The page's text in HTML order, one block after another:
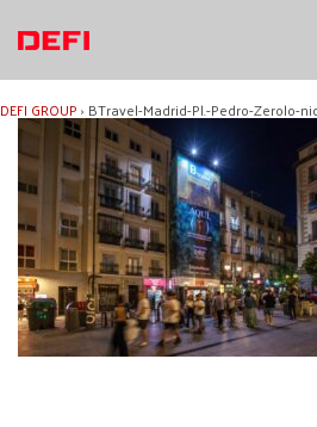
contenu
DEFI GROUP› BTravel-Madrid-Pl.-Pedro-Zerolo-